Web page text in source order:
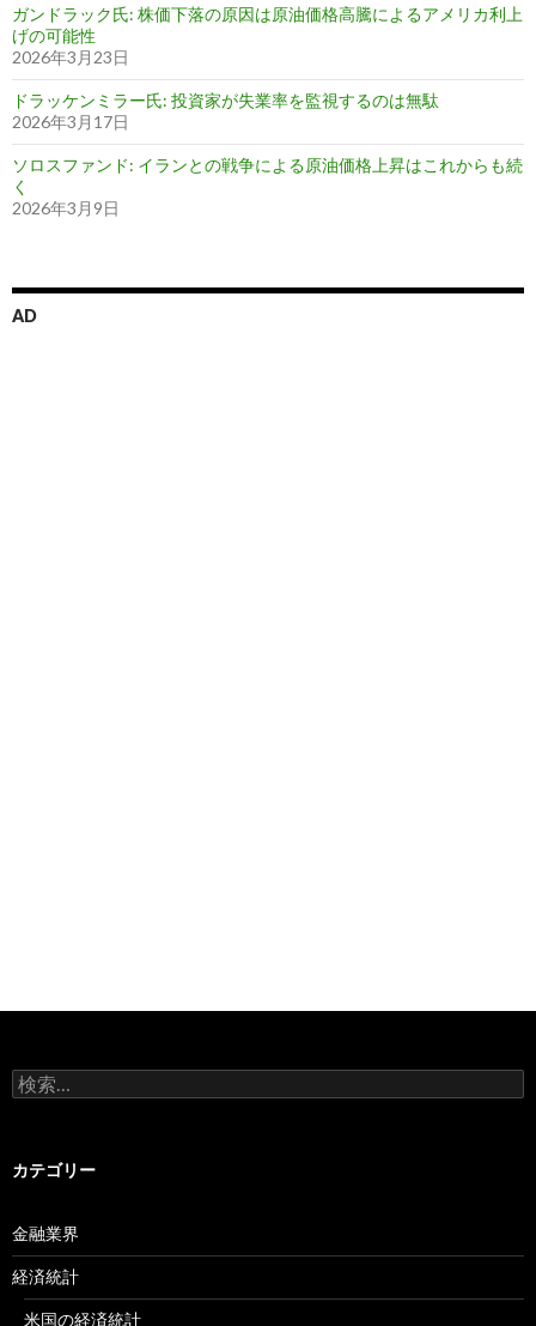
ガンドラック氏: 株価下落の原因は原油価格高騰によるアメリカ利上
げの可能性
2026年3月23日
ドラッケンミラー氏: 投資家が失業率を監視するのは無駄
2026年3月17日
ソロスファンド: イランとの戦争による原油価格上昇はこれからも続
く
2026年3月9日
AD
検
索:
カテゴリー
金融業界
経済統計
米国の経済統計